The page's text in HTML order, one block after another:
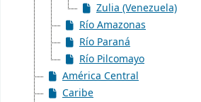
Zulia (Venezuela)
Río Amazonas
Río Paraná
Río Pilcomayo
América Central
Caribe